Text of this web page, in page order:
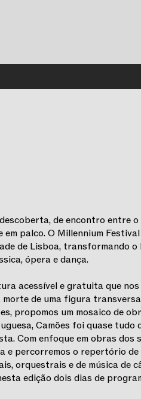
de encontro entre o
palco. O Millennium
de Lisboa, transformando o
ópera e dança.
acessível e gratuita que
de uma figura
propomos um mosaico de
Camões foi quase tudo
Com enfoque em obras dos
e percorremos o repertório de
orquestrais e de música de
edição dois dias de